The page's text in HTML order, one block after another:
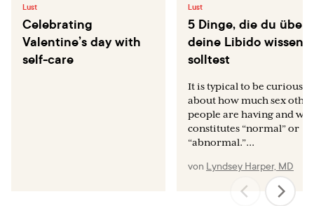
counter personal lubricants for safety and anti-HIV-1
activity. PLoS One. 2012;7(11):e48328.
Nicole W. A question for women's health: chemicals in
feminine hygiene products and personal lubricants.
Lust
Celebrating
Valentine’s day with
self-care
Lust
5 Dinge, die du über
deine Libido wissen
solltest
It is typical to be curious
about how much sex other
people are having and
constitutes “normal” or
“abnormal.”...
von Lyndsey Harper, MD